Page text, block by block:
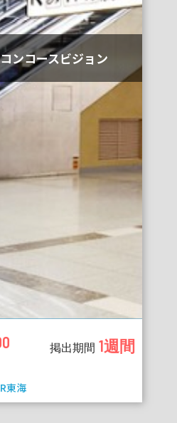
ンコースビジョン
掲出期間 1週間
東海